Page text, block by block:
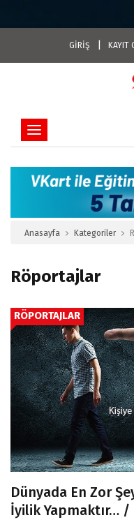
GİRİŞ KAYIT
Toggle navigation
Anasayfa Kategoriler
Röportajlar
RÖPORTAJLAR
Dünyada En Zor
İyilik Yapmaktır… /